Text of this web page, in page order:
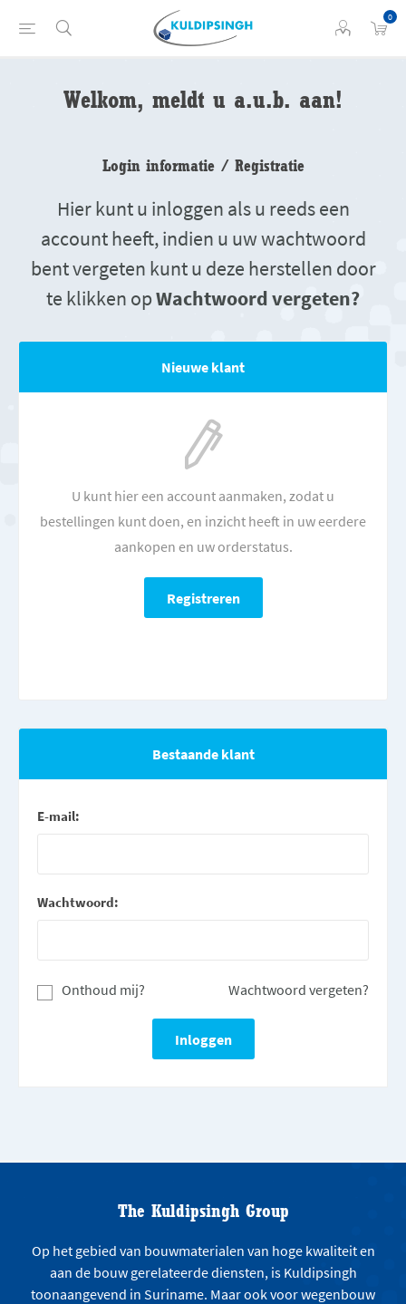
0
Welkom, meldt u a.u.b. aan!
Login informatie / Registratie
Hier kunt u inloggen als u reeds een
account heeft, indien u uw wachtwoord
bent vergeten kunt u deze herstellen door
te klikken opWachtwoord vergeten?
Nieuwe klant
U kunt hier een account aanmaken, zodat u
bestellingen kunt doen, en inzicht heeft in uw eerdere
aankopen en uw orderstatus.
Bestaande klant
E-mail:
Wachtwoord:
Wachtwoord vergeten?
Onthoud mij?
The Kuldipsingh Group
Op het gebied van bouwmaterialen van hoge kwaliteit en
aan de bouw gerelateerde diensten, is Kuldipsingh
toonaangevend in Suriname. Maar ook voor wegenbouw